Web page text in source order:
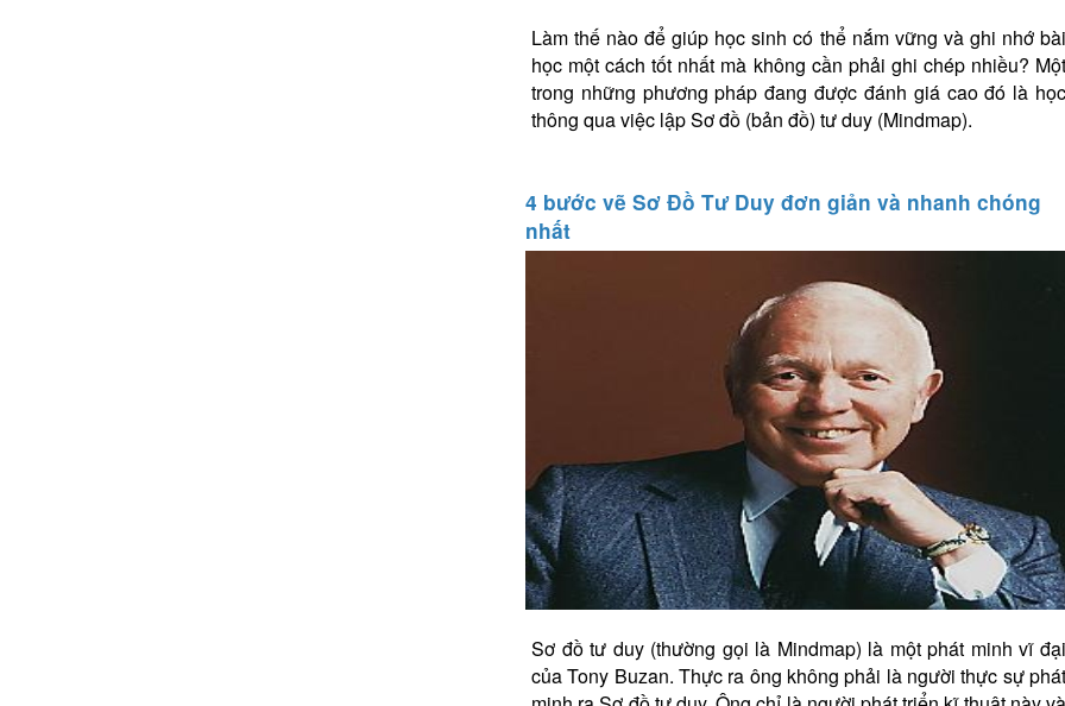
Làm thế nào để giúp học sinh có thể nắm vững và ghi nhớ bài
học một cách tốt nhất mà không cần phải ghi chép nhiều? Một
trong những phương pháp đang được đánh giá cao đó là học
thông qua việc lập Sơ đồ (bản đồ) tư duy (Mindmap).
4 bước vẽ Sơ Đồ Tư Duy đơn giản và nhanh chóng
nhất
Sơ đồ tư duy (thường gọi là Mindmap) là một phát minh vĩ đại
của Tony Buzan. Thực ra ông không phải là người thực sự phát